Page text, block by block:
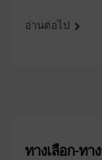
อ่านต่อไป
ทางเลือก-ทา